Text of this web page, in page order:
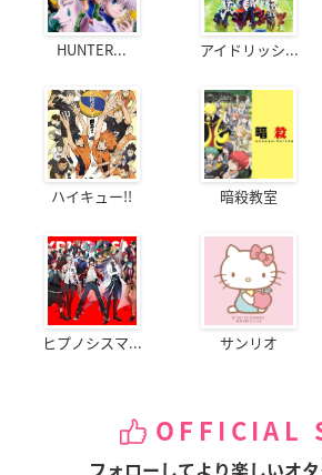
HUNTER... アイドリッシ...
ハイキュー!! 暗殺教室
ヒプノシスマ... サンリオ
OFFICIAL
フォローしてより楽しいオタ